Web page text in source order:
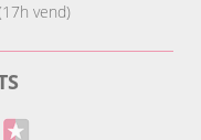
vend)